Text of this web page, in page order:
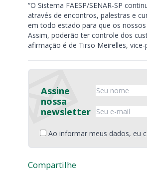
“O Sistema FAESP/SENAR-SP
através de encontros, palestras e
em todo estado para que os
Assim, poderão ter controle dos
afirmação é de Tirso Meirelles, vice-
Assine
nossa
newsletter
Ao informar meus dados, eu
Compartilhe